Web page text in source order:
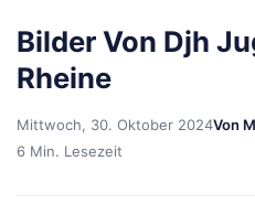
Bilder Von Djh
Rheine
Mittwoch, 30. Oktober 2024Von
6 Min. Lesezeit